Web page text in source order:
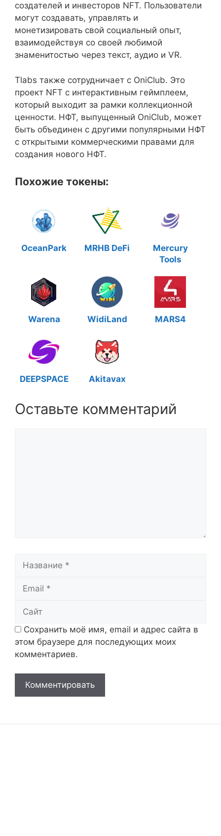
создателей и инвесторов NFT. Пользователи
могут создавать, управлять и
монетизировать свой социальный опыт,
взаимодействуя со своей любимой
знаменитостью через текст, аудио и VR.
Tlabs также сотрудничает с OniClub. Это
проект NFT с интерактивным геймплеем,
который выходит за рамки коллекционной
ценности. НФТ, выпущенный OniClub, может
быть объединен с другими популярными НФТ
с открытыми коммерческими правами для
создания нового НФТ.
Похожие токены:
OceanPark MRHB DeFi
Mercury
Tools
Warena WidiLand MARS4
DEEPSPACE Akitavax
Оставьте комментарий
Название
Email
Сайт
Сохранить моё имя, email и адрес сайта в
этом браузере для последующих моих
комментариев.